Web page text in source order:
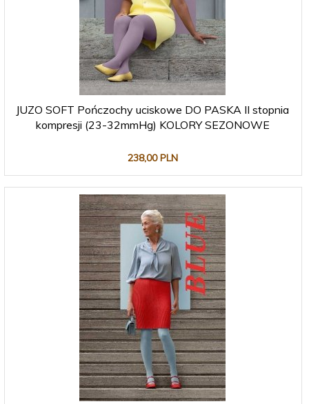
JUZO SOFT Pończochy uciskowe DO PASKA II stopnia
kompresji (23-32mmHg) KOLORY SEZONOWE
238,00 PLN